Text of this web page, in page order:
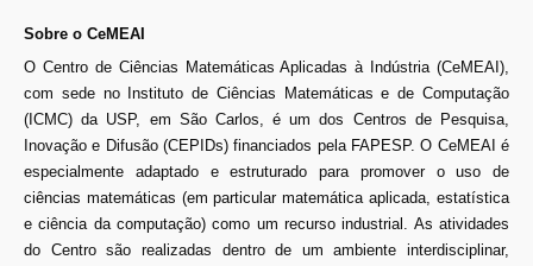
Sobre o CeMEAI
O Centro de Ciências Matemáticas Aplicadas à Indústria (CeMEAI),
com sede no Instituto de Ciências Matemáticas e de Computação
(ICMC) da USP, em São Carlos, é um dos Centros de Pesquisa,
Inovação e Difusão (CEPIDs) financiados pela FAPESP. O CeMEAI é
especialmente adaptado e estruturado para promover o uso de
ciências matemáticas (em particular matemática aplicada, estatística
e ciência da computação) como um recurso industrial. As atividades
do Centro são realizadas dentro de um ambiente interdisciplinar,